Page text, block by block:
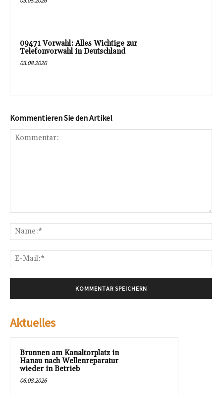
09471 Vorwahl: Alles Wichtige zur
Telefonvorwahl in Deutschland
03.08.2026
Kommentieren Sie den Artikel
Aktuelles
Brunnen am Kanaltorplatz in
Hanau nach Wellenreparatur
wieder in Betrieb
06.08.2026